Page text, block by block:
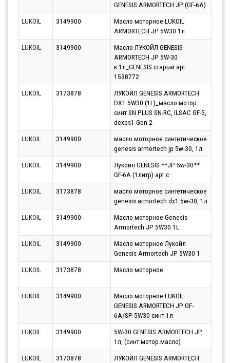
GENESIS ARMORTECH JP (GF-6A)
LUKOIL
3149900
Масло моторное LUKOIL
ARMORTECH JP 5W30 1л
LUKOIL
3149900
Масло ЛУКОЙЛ GENESIS
ARMORTECH JP 5W-30
к.1л_GENESIS старый арт.
1538772
LUKOIL 3173878
ЛУКОЙЛ GENESIS ARMORTECH
DX1 5W30 (1L)_масло мотор.
синт SN PLUS SN-RC, ILSAC GF-5,
dexos1 Gen 2
LUKOIL 3149900
масло моторное синтетическое
genesis armortech jp 5w-30, 1л
LUKOIL
3149900
Лукойл GENESIS **JP 5w-30**
GF-6A (1литр) арт.c
LUKOIL
3173878
масло моторное синтетическое
genesis armortech dx1 5w-30, 1л
LUKOIL
3149900
Масло моторное Genesis
Armortech JP 5W30 1L
LUKOIL
3149900
Масло моторное Лукойл
Genesis Armortech JP 5W30 1
LUKOIL
3173878 Масло моторное
LUKOIL
3149900
Масло моторное LUKOIL
GENESIS ARMORTECH JP GF-
6A/SP 5W30 синт.1л
LUKOIL 3149900
5W-30 GENESIS ARMORTECH JP,
1л, (синт.мотор.масло)
LUKOIL
3173878
ЛУКОЙЛ GENESIS ARMORTECH